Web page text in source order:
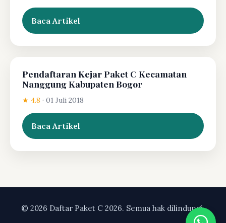
Baca Artikel
Pendaftaran Kejar Paket C Kecamatan
Nanggung Kabupaten Bogor
★ 4.8 · 01 Juli 2018
Baca Artikel
© 2026 Daftar Paket C 2026. Semua hak dilindungi.